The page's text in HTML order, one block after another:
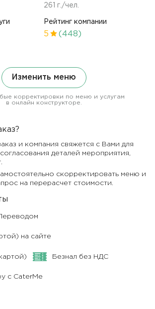
261 г./чел.
Рейтинг компании
5 (448)
Изменить меню
корректировки по меню и услугам
в онлайн конструкторе.
и компания свяжется с Вами для
деталей мероприятия,
скорректировать меню и
на перерасчет стоимости.
на сайте
Безнал без НДС
с CaterMe